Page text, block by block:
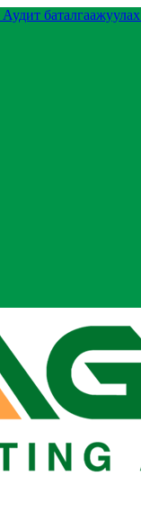
Аудит баталгаажуулах